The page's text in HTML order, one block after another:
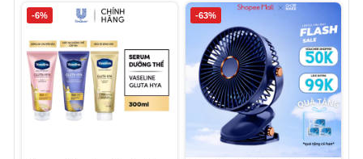
-6% -63%